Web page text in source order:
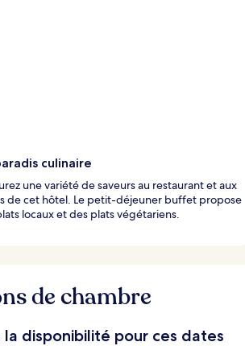
culinaire
une variété de saveurs au restaurant et aux
de cet hôtel. Le petit-déjeuner buffet propose
locaux et des plats végétariens.
de chambre
la disponibilité pour ces dates